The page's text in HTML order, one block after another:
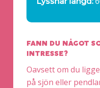
FANN DU NÅGOT
INTRESSE?
Oavsett om du
på sjön eller